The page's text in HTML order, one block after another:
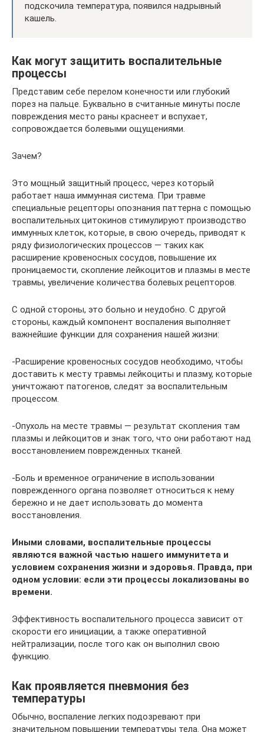
подскочила температура, появился надрывный
кашель.
Как могут защитить воспалительные
процессы
Представим себе перелом конечности или глубокий
порез на пальце. Буквально в считанные минуты после
повреждения место раны краснеет и вспухает,
сопровождается болевыми ощущениями.
Зачем?
Это мощный защитный процесс, через который
работает наша иммунная система. При травме
специальные рецепторы опознания паттерна с помощью
воспалительных цитокинов стимулируют производство
иммунных клеток, которые, в свою очередь, приводят к
ряду физиологических процессов — таких как
расширение кровеносных сосудов, повышение их
проницаемости, скопление лейкоцитов и плазмы в месте
травмы, увеличение количества болевых рецепторов.
С одной стороны, это больно и неудобно. С другой
стороны, каждый компонент воспаления выполняет
важнейшие функции для сохранения нашей жизни:
-Расширение кровеносных сосудов необходимо, чтобы
доставить к месту травмы лейкоциты и плазму, которые
уничтожают патогенов, следят за воспалительным
процессом.
-Опухоль на месте травмы — результат скопления там
плазмы и лейкоцитов и знак того, что они работают над
восстановлением поврежденных тканей.
-Боль и временное ограничение в использовании
поврежденного органа позволяет относиться к нему
бережно и не дает использовать до момента
восстановления.
Иными словами, воспалительные процессы
являются важной частью нашего иммунитета и
условием сохранения жизни и здоровья. Правда, при
одном условии: если эти процессы локализованы во
времени.
Эффективность воспалительного процесса зависит от
скорости его инициации, а также оперативной
нейтрализации, после того как он выполнил свою
функцию.
Как проявляется пневмония без
температуры
Обычно, воспаление легких подозревают при
значительном повышении температуры тела. Она может